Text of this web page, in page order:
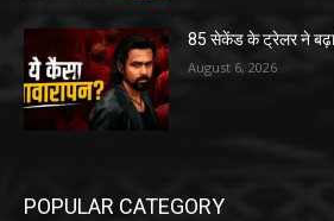
85 सेकेंड के ट्रेलर ने
August 6, 2026
POPULAR CATEGORY